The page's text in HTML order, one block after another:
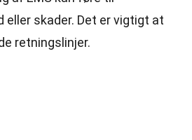
skader. Det er vigtigt at
retningslinjer.